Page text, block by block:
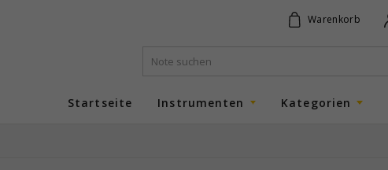
Warenkorb
Startseite Instrumenten Kategorien